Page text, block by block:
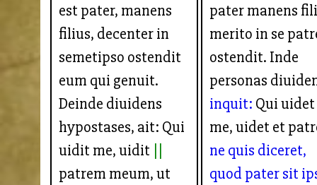
est pater, manens
filius, decenter in
semetipso ostendit
eum qui genuit.
Deinde diuidens
hypostases, ait: Qui
uidit me, uidit
patrem meum, ut
pater manens
merito in se
ostendit. Inde
personas
inquit: Qui uidet
me, uidet et
ne quis diceret,
quod pater sit